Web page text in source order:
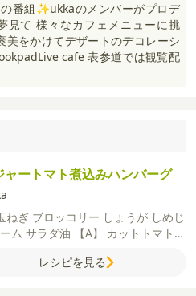
番組✨ukkaのメンバーがプロデ
見て 様々なカフェメニューに挑
美をかけてデザートのデコレーシ
cafe 表参道では観覧配
ャートマト煮込みハンバーグ
ねぎ ブロッコリー しょうが しめじ
ム サラダ油 【A】
カットトマト缶
ンバーグ】牛豚合いびき肉
レシピを見る